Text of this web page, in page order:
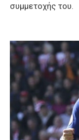
συμμετοχής του.